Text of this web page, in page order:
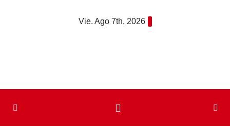
Vie. Ago 7th, 2026